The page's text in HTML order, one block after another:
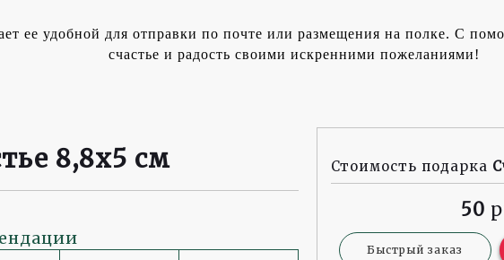
8,8x5 см
ее удобной для отправки по почте или размещения на полке. С
счастье и радость своими искренними пожеланиями!
Стоимость подарка
50
Быстрый заказ